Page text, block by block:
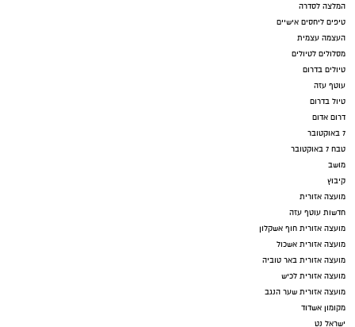
המלצה לסדרה
טיפים ליחסים אישיים
העצמה עצמית
מסלולים לטיולים
טיולים בדרום
עוטף עזה
טיול בדרום
דרום אדום
7 באוקטובר
טבח 7 באוקטובר
מושב
קיבוץ
מועצה אזורית
חדשות עוטף עזה
מועצה אזורית חוף אשקלון
מועצה אזורית אשכול
מועצה אזורית באר טוביה
מועצה אזורית לכיש
מועצה אזורית שער הנגב
מקומון אשדוד
ישראל נט